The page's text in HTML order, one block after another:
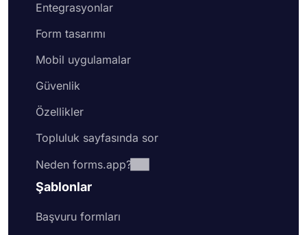
Entegrasyonlar
Form tasarımı
Mobil uygulamalar
Güvenlik
Özellikler
Topluluk sayfasında sor
Neden forms.app?
Şablonlar
Başvuru formları